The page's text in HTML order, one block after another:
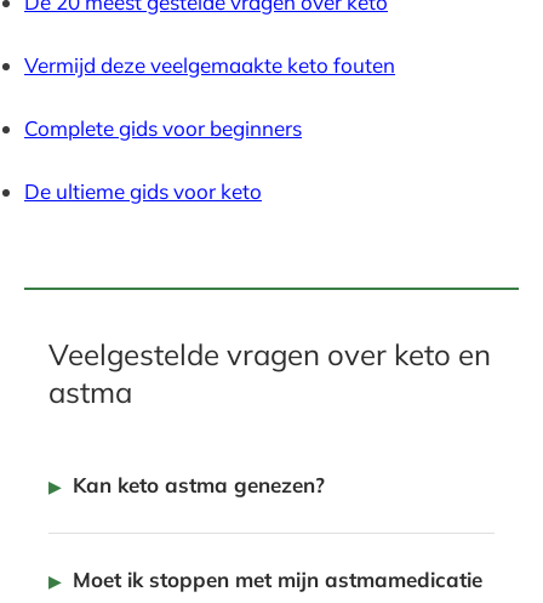
Vermijd deze veelgemaakte keto fouten
Complete gids voor beginners
De ultieme gids voor keto
Veelgestelde vragen over keto en
astma
Kan keto astma genezen?
Moet ik stoppen met mijn astmamedicatie